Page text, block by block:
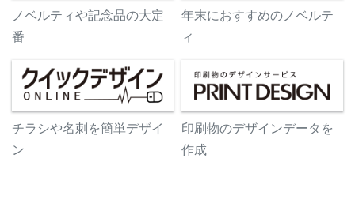
ノベルティや記念品の大定
番
年末におすすめのノベルテ
ィ
チラシや名刺を簡単デザイ
ン
印刷物のデザインデータを
作成